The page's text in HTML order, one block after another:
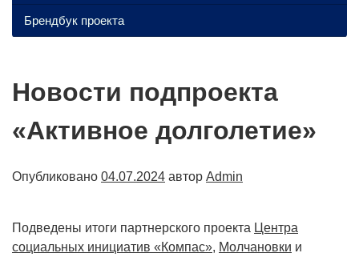
Новости подпроекта
«Активное долголетие»
Опубликовано 04.07.2024 автор Admin
Подведены итоги партнерского проекта Центра
социальных инициатив «Компас», Молчановки и
Брендбук проекта